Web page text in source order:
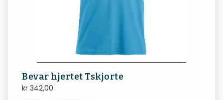
Bevar hjertet Tskjorte
kr 342,00